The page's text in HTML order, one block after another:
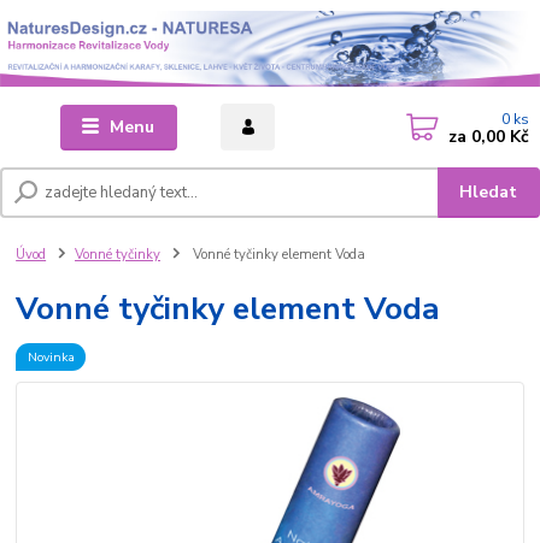
Menu
Hledat
0 ks
za 0,00 Kč
Úvod Vonné tyčinky Vonné tyčinky element Voda
Vonné tyčinky element Voda
Novinka